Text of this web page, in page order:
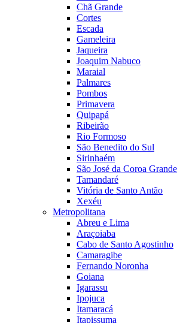
Chã Grande
Cortes
Escada
Gameleira
Jaqueira
Joaquim Nabuco
Maraial
Palmares
Pombos
Primavera
Quipapá
Ribeirão
Rio Formoso
São Benedito do Sul
Sirinhaém
São José da Coroa Grande
Tamandaré
Vitória de Santo Antão
Xexéu
Metropolitana
Abreu e Lima
Araçoiaba
Cabo de Santo Agostinho
Camaragibe
Fernando Noronha
Goiana
Igarassu
Ipojuca
Itamaracá
Itapissuma